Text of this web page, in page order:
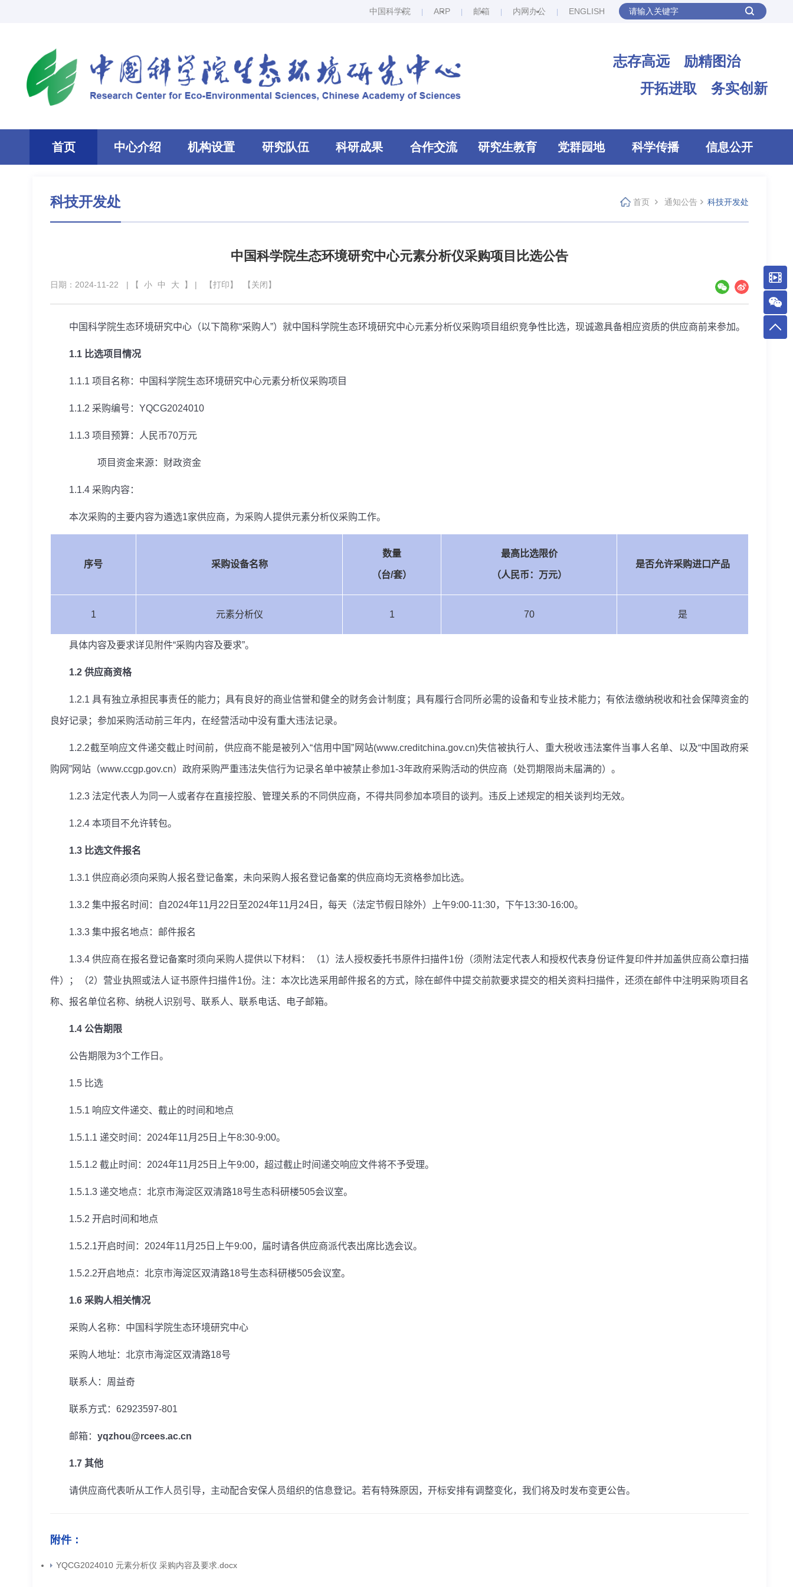
中国科学院 ARP 邮箱 内网办公 ENGLISH
志存高远 励精图治
开拓进取 务实创新
首页 中心介绍 机构设置 研究队伍 科研成果 合作交流 研究生教育 党群园地 科学传播 信息公开
科技开发处 首页 通知公告 科技开发处
中国科学院生态环境研究中心元素分析仪采购项目比选公告
日期：2024-11-22 | 【 小 中 大 】 | 【打印】 【关闭】
中国科学院生态环境研究中心（以下简称“采购人”）就中国科学院生态环境研究中心元素分析仪采购项目组织竞争性比选，现诚邀具备相应资质的供应商前来参加。
1.1 比选项目情况
1.1.1 项目名称：中国科学院生态环境研究中心元素分析仪采购项目
1.1.2 采购编号： YQCG2024010
1.1.3 项目预算：人民币70万元
项目资金来源：财政资金
1.1.4 采购内容：
本次采购的主要内容为遴选1家供应商，为采购人提供元素分析仪采购工作。
序号 采购设备名称
数量
（台/套）
最高比选限价
（人民币：万元）
是否允许采购进口产品
1 元素分析仪 1 70 是
具体内容及要求详见附件“采购内容及要求”。
1.2 供应商资格
1.2.1具有独立承担民事责任的能力；具有良好的商业信誉和健全的财务会计制度；具有履行合同所必需的设备和专业技术能力；有依法缴纳税收和社会保障资金的
良好记录；参加采购活动前三年内，在经营活动中没有重大违法记录。
1.2.2截至响应文件递交截止时间前，供应商不能是被列入“信用中国”网站(www.creditchina.gov.cn)失信被执行人、重大税收违法案件当事人名单、以及“中国政府采
购网”网站（www.ccgp.gov.cn）政府采购严重违法失信行为记录名单中被禁止参加1-3年政府采购活动的供应商（处罚期限尚未届满的）。
1.2.3 法定代表人为同一人或者存在直接控股、管理关系的不同供应商，不得共同参加本项目的谈判。违反上述规定的相关谈判均无效。
1.2.4 本项目不允许转包。
1.3 比选文件报名
1.3.1 供应商必须向采购人报名登记备案，未向采购人报名登记备案的供应商均无资格参加比选。
1.3.2 集中报名时间：自2024年11月 22 日至2024年11月 24 日，每天（法定节假日除外）上午9:00-11:30，下午13:30-16:00。
1.3.3 集中报名地点：邮件报名
1.3.4供应商在报名登记备案时须向采购人提供以下材料：（1）法人授权委托书原件扫描件1份（须附法定代表人和授权代表身份证件复印件并加盖供应商公章扫描
件）；（2）营业执照或法人证书原件扫描件1份。注：本次比选采用邮件报名的方式，除在邮件中提交前款要求提交的相关资料扫描件，还须在邮件中注明采购项目名
称、报名单位名称、纳税人识别号、联系人、联系电话、电子邮箱。
1.4 公告期限
公告期限为3个工作日。
1.5 比选
1.5.1 响应文件递交、截止的时间和地点
1.5.1.1 递交时间： 2024年11月 25 日上午8:30-9:00。
1.5.1.2 截止时间： 2024年11月 25 日上午9:00，超过截止时间递交响应文件将不予受理。
1.5.1.3 递交地点：北京市海淀区双清路18号生态科研楼505会议室。
1.5.2 开启时间和地点
1.5.2.1开启时间： 2024年11月 25 日上午9:00，届时请各供应商派代表出席比选会议。
1.5.2.2开启地点：北京市海淀区双清路18号生态科研楼505会议室。
1.6 采购人相关情况
采购人名称：中国科学院生态环境研究中心
采购人地址：北京市海淀区双清路18号
联系人：周益奇
联系方式： 62923597-801
邮箱： yqzhou@rcees.ac.cn
1.7 其他
请供应商代表听从工作人员引导，主动配合安保人员组织的信息登记。若有特殊原因，开标安排有调整变化，我们将及时发布变更公告。
附件：
YQCG2024010 元素分析仪 采购内容及要求.docx